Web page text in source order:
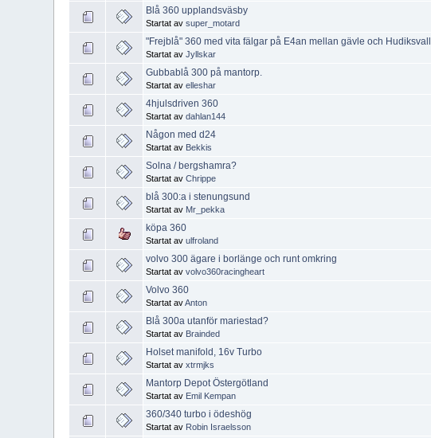
Blå 360 upplandsväsby
Startat avsuper_motard
"Frejblå" 360 med vita fälgar på E4an mellan gävle och Hudiksvall
Startat avJyllskar
Gubbablå 300 på mantorp.
Startat avelleshar
4hjulsdriven 360
Startat avdahlan144
Någon med d24
Startat av Bekkis
Solna / bergshamra?
Startat avChrippe
blå 300:a i stenungsund
Startat av Mr_pekka
köpa 360
Startat avulfroland
volvo 300 ägare i borlänge och runt omkring
Startat avvolvo360racingheart
Volvo 360
Startat avAnton
Blå 300a utanför mariestad?
Startat av Brainded
Holset manifold, 16v Turbo
Startat avxtrmjks
Mantorp Depot Östergötland
Startat av Emil Kempan
360/340 turbo i ödeshög
Startat av Robin Israelsson